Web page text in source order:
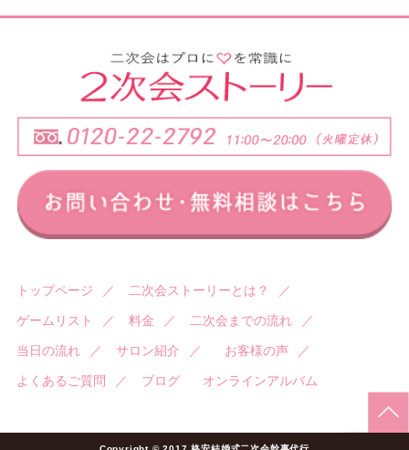
トップページ ／ 二次会ストーリーとは？ ／
ゲームリスト ／ 料金 ／ 二次会までの流れ ／
当日の流れ ／ サロン紹介 ／ お客様の声 ／
よくあるご質問 ／ ブログ オンラインアルバム